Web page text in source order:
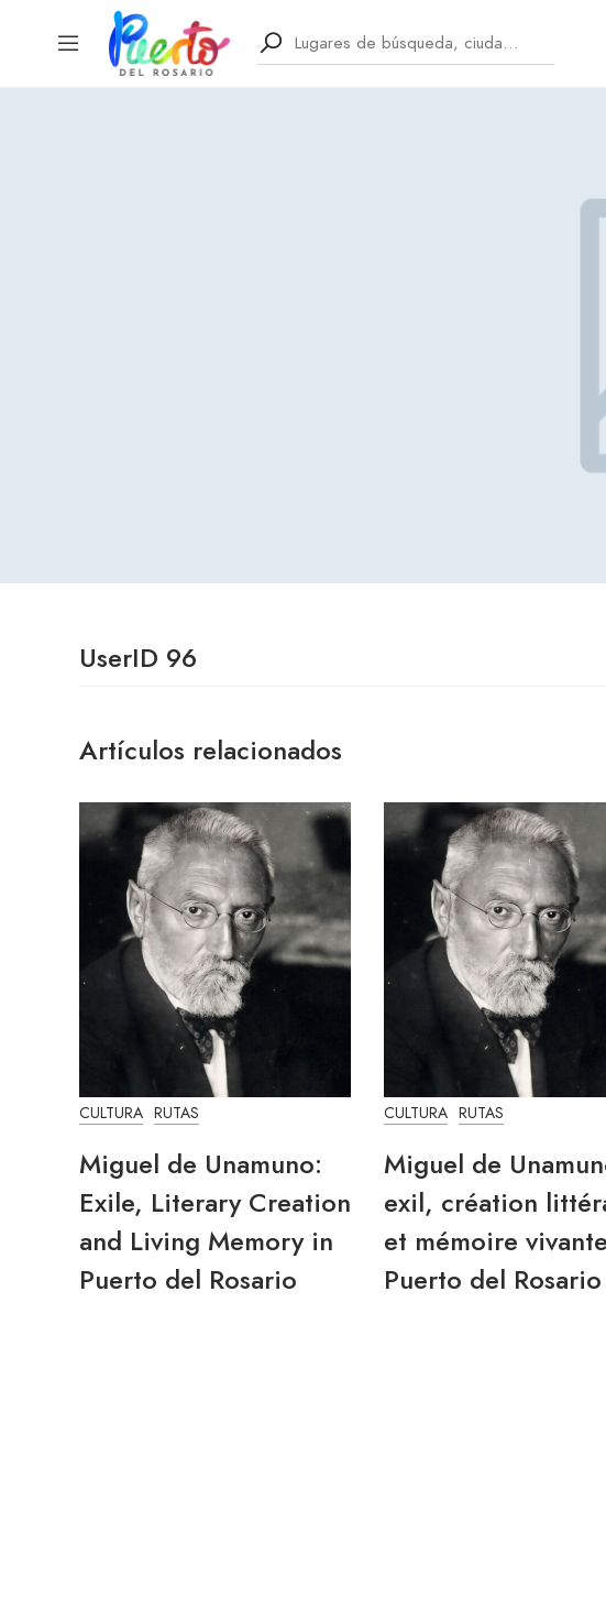
UserID 96
Artículos relacionados
CULTURA RUTAS
Miguel de Unamuno:
Exile, Literary Creation
and Living Memory in
Puerto del Rosario
CULTURA RUTAS
Miguel de
exil, création
et mémoire
Puerto del Rosario